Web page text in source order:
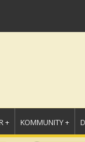
+ KOMMUNITY +